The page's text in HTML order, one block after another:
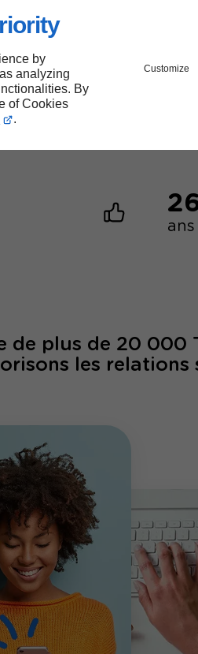
by
analyzing
By
of Cookies
.
Customize
40000
sites web créés
de plus de 20 000
les relations